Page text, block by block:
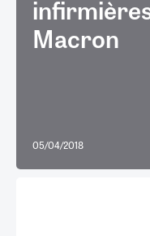
Macron
05/04/2018